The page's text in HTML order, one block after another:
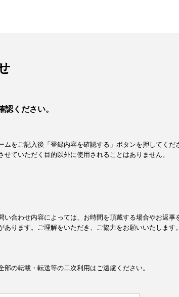
認ください。
をご記入後「登録内容を確認する」ボタンを押してくだ
ていただく目的以外に使用されることはありません。
合わせ内容によっては、お時間を頂戴する場合やお返事
ります。ご理解をいただき、ご協力をお願いいたします。
の転載・転送等の二次利用はご遠慮ください。